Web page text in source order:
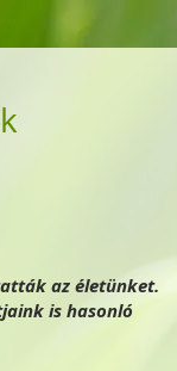
az életünket.
is hasonló